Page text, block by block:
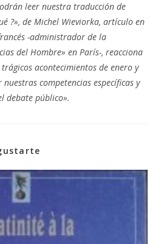
leer nuestra traducción de
?», de Michel Wieviorka, artículo en
-administrador de la
del Hombre» en París-, reacciona
acontecimientos de enero y
competencias específicas y
debate público».